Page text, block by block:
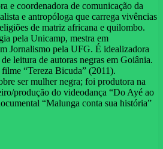
e coordenadora de comunicação da
e antropóloga que carrega vivências
de matriz africana e quilombo.
pela Unicamp, mestra em
Jornalismo pela UFG. É idealizadora
leitura de autoras negras em Goiânia.
“Tereza Bicuda” (2011).
ser mulher negra; foi produtora na
produção do videodança “Do Ayé ao
“Malunga conta sua história”